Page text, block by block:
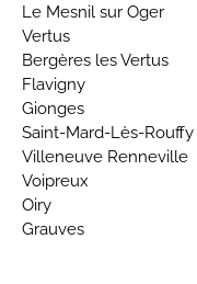
Le Mesnil sur Oger
Vertus
Bergères les Vertus
Flavigny
Gionges
Saint-Mard-Lès-Rouffy
Villeneuve Renneville
Voipreux
Oiry
Grauves